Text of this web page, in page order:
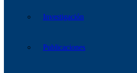
Investigación
Publicaciones